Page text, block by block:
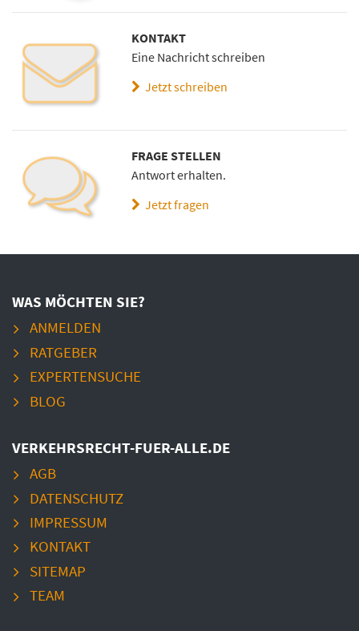
KONTAKT
Eine Nachricht schreiben
Jetzt schreiben
FRAGE STELLEN
Antwort erhalten.
Jetzt fragen
WAS MÖCHTEN SIE?
ANMELDEN
RATGEBER
EXPERTENSUCHE
BLOG
VERKEHRSRECHT-FUER-ALLE.DE
AGB
DATENSCHUTZ
IMPRESSUM
KONTAKT
SITEMAP
TEAM